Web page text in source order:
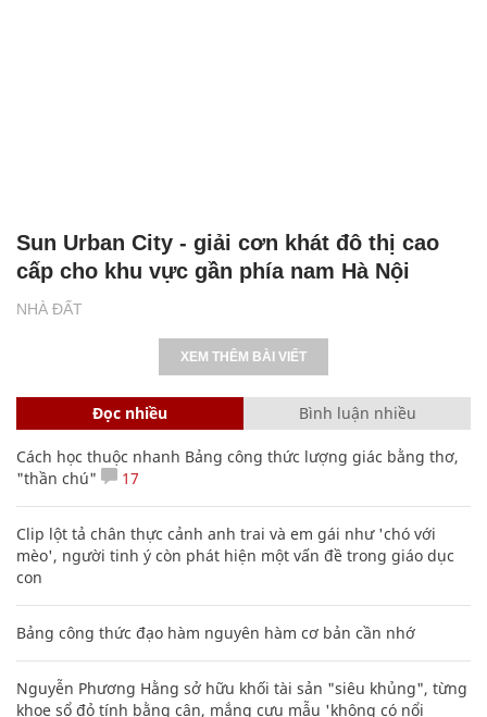
NHÀ ĐẤT
Sun Urban City - giải cơn khát đô thị cao
cấp cho khu vực gần phía nam Hà Nội
XEM THÊM BÀI VIẾT
Đọc nhiều Bình luận nhiều
Cách học thuộc nhanh Bảng công thức lượng giác bằng thơ,
"thần chú"
17
Clip lột tả chân thực cảnh anh trai và em gái như 'chó với
mèo', người tinh ý còn phát hiện một vấn đề trong giáo dục
con
Bảng công thức đạo hàm nguyên hàm cơ bản cần nhớ
Nguyễn Phương Hằng sở hữu khối tài sản "siêu khủng", từng
khoe sổ đỏ tính bằng cân, mắng cựu mẫu 'không có nổi